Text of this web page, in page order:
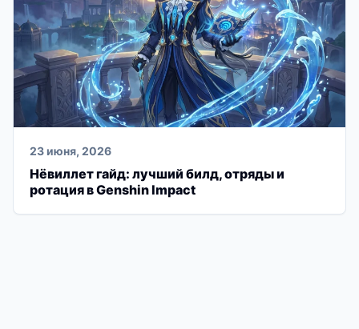
23 июня, 2026
Нёвиллет гайд: лучший билд, отряды и
ротация в Genshin Impact